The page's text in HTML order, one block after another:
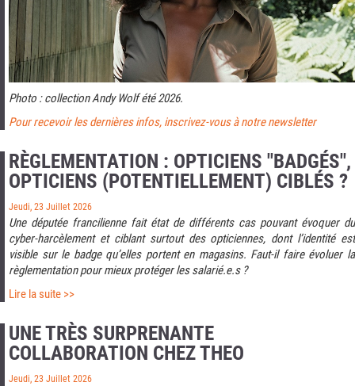
Photo : collection Andy Wolf été 2026.
Pour recevoir les dernières infos, inscrivez-vous à notre newsletter
RÈGLEMENTATION : OPTICIENS "BADGÉS",
OPTICIENS (POTENTIELLEMENT) CIBLÉS ?
Jeudi, 23 Juillet 2026
Une députée francilienne fait état de différents cas pouvant évoquer du
cyber-harcèlement et ciblant surtout des opticiennes, dont l’identité est
visible sur le badge qu’elles portent en magasins. Faut-il faire évoluer la
règlementation pour mieux protéger les salarié.e.s ?
Lire la suite >>
UNE TRÈS SURPRENANTE
COLLABORATION CHEZ THEO
Jeudi, 23 Juillet 2026